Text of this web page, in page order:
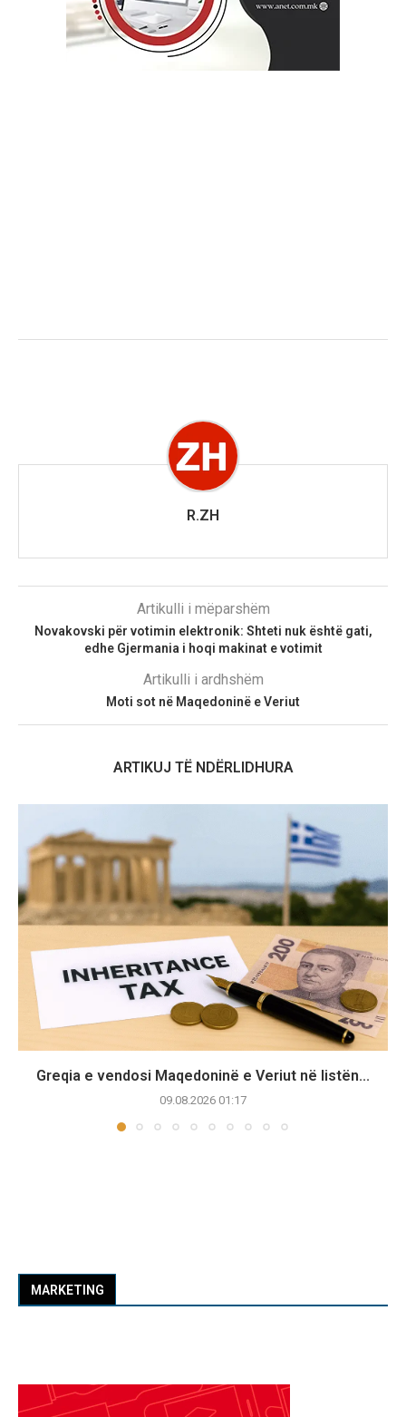
R.ZH
Artikulli i mëparshëm
Novakovski për votimin elektronik: Shteti nuk është gati,
edhe Gjermania i hoqi makinat e votimit
Artikulli i ardhshëm
Moti sot në Maqedoninë e Veriut
ARTIKUJ TË NDËRLIDHURA
Greqia e vendosi Maqedoninë e Veriut në listën...
09.08.2026 01:17
MARKETING